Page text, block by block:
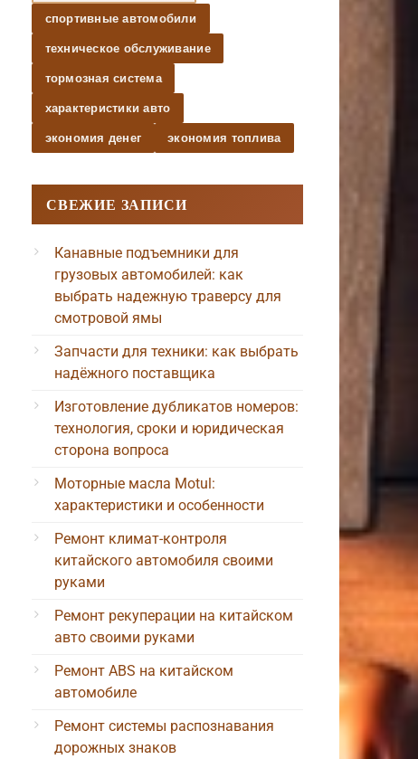
спортивные автомобили
техническое обслуживание
тормозная система
характеристики авто
экономия денег экономия топлива
СВЕЖИЕ ЗАПИСИ
Канавные подъемники для
грузовых автомобилей: как
выбрать надежную траверсу для
смотровой ямы
Запчасти для техники: как выбрать
надёжного поставщика
Изготовление дубликатов номеров:
технология, сроки и юридическая
сторона вопроса
Моторные масла Motul:
характеристики и особенности
Ремонт климат-контроля
китайского автомобиля своими
руками
Ремонт рекуперации на китайском
авто своими руками
Ремонт ABS на китайском
автомобиле
Ремонт системы распознавания
дорожных знаков